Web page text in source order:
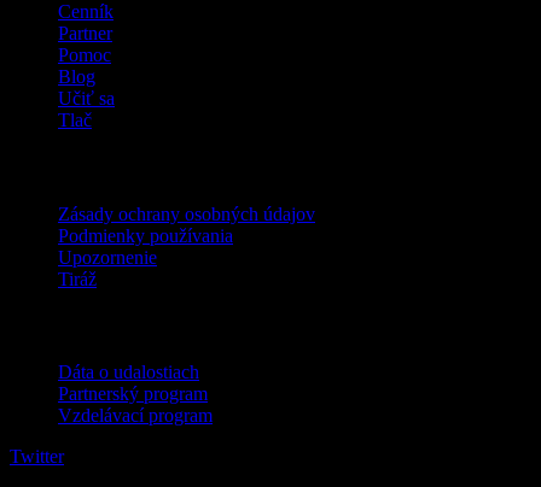
Cenník
Partner
Pomoc
Blog
Učiť sa
Tlač
Zásady ochrany osobných údajov
Podmienky používania
Upozornenie
Tiráž
Dáta o udalostiach
Partnerský program
Vzdelávací program
Twitter